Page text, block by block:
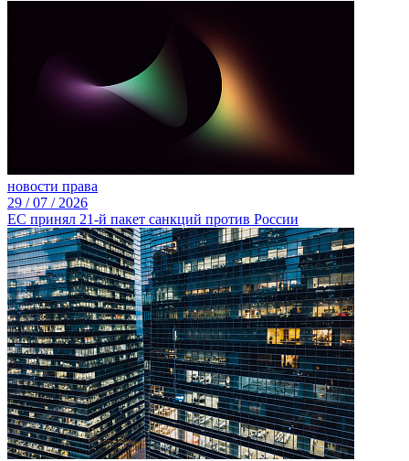
новости права
29 /07 / 2026
ЕС принял 21-й пакет санкций против России